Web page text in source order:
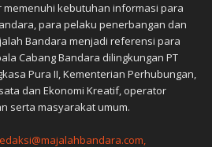
memenuhi kebutuhan informasi para
para pelaku penerbangan dan
Bandara menjadi referensi para
Cabang Bandara dilingkungan PT
Pura II, Kementerian Perhubungan,
dan Ekonomi Kreatif, operator
serta masyarakat umum.